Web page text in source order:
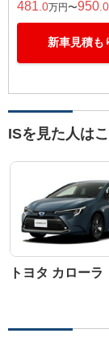
481 .0万円〜950 .0
新車見積も
ISを見た人は
トヨタ カローラ